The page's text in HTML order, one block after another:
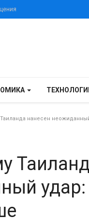
Таиланда нанесен
удар: